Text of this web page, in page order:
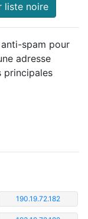
liste noire
spam pour
adresse
principales
190.19.72.182